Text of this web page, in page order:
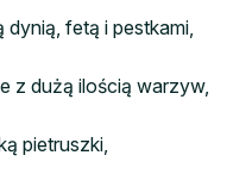
dynią, fetą i pestkami,
z dużą ilością warzyw,
pietruszki,